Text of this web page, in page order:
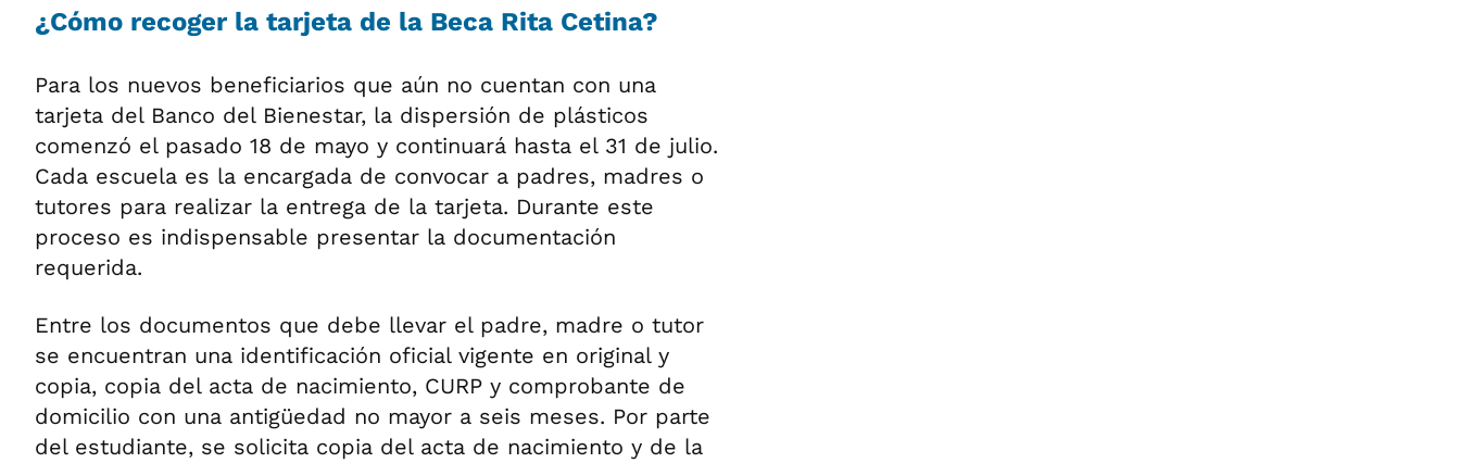
¿Cómo recoger la tarjeta de la Beca Rita Cetina?
Para los nuevos beneficiarios que aún no cuentan con una
tarjeta del Banco del Bienestar, la dispersión de plásticos
comenzó el pasado 18 de mayo y continuará hasta el 31 de julio.
Cada escuela es la encargada de convocar a padres, madres o
tutores para realizar la entrega de la tarjeta. Durante este
proceso es indispensable presentar la documentación
requerida.
Entre los documentos que debe llevar el padre, madre o tutor
se encuentran una identificación oficial vigente en original y
copia, copia del acta de nacimiento, CURP y comprobante de
domicilio con una antigüedad no mayor a seis meses. Por parte
del estudiante, se solicita copia del acta de nacimiento y de la